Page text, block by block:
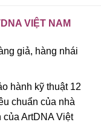
VIỆT NAM
giả, hàng nhái
hành kỹ thuật 12
chuẩn của nhà
của ArtDNA Việt